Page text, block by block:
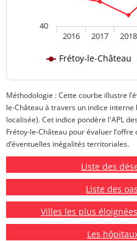
Frétoy-le-Château
2016 2017 2018
40
Méthodologie : Cette courbe illustre
le-Château à travers un indice interne
localisée). Cet indice pondère l'APL
Frétoy-le-Château pour évaluer
d’éventuelles inégalités territoriales.
Liste des
Liste des
Villes les plus
Les